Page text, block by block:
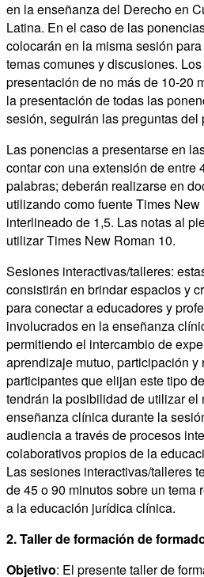
en la enseñanza del Derecho en
Latina. En el caso de las
colocarán en la misma sesión
temas comunes y discusiones.
presentación de no más de 10-20
la presentación de todas las
sesión, seguirán las preguntas del
Las ponencias a presentarse en
contar con una extensión de entre
palabras; deberán realizarse en
utilizando como fuente Times
interlineado de 1,5. Las notas al
utilizar Times New Roman 10.
Sesiones interactivas/talleres:
consistirán en brindar espacios y
para conectar a educadores y
involucrados en la enseñanza
permitiendo el intercambio de
aprendizaje mutuo, participación y
participantes que elijan este tipo
tendrán la posibilidad de utilizar el
enseñanza clínica durante la
audiencia a través de procesos
colaborativos propios de la
Las sesiones interactivas/talleres
de 45 o 90 minutos sobre un tema
a la educación jurídica clínica.
2. Taller de formación de
Objetivo: El presente taller de